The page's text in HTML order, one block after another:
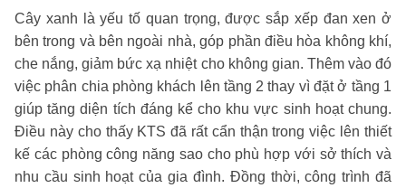
Cây xanh là yếu tố quan trọng, được sắp xếp đan xen ở
bên trong và bên ngoài nhà, góp phần điều hòa không khí,
che nắng, giảm bức xạ nhiệt cho không gian. Thêm vào đó
việc phân chia phòng khách lên tầng 2 thay vì đặt ở tầng 1
giúp tăng diện tích đáng kể cho khu vực sinh hoạt chung.
Điều này cho thấy KTS đã rất cẩn thận trong việc lên thiết
kế các phòng công năng sao cho phù hợp với sở thích và
nhu cầu sinh hoạt của gia đình. Đồng thời, công trình đã